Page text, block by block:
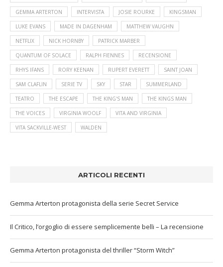
GEMMA ARTERTON INTERVISTA JOSIE ROURKE KINGSMAN
LUKE EVANS MADE IN DAGENHAM MATTHEW VAUGHN
NETFLIX NICK HORNBY PATRICK MARBER
QUANTUM OF SOLACE RALPH FIENNES RECENSIONE
RHYS IFANS RORY KEENAN RUPERT EVERETT SAINT JOAN
SAM CLAFLIN SERIE TV SKY STAR SUMMERLAND
TEATRO THE ESCAPE THE KING'S MAN THE KINGS MAN
THE VOICES VIRGINIA WOOLF VITA AND VIRGINIA
VITA SACKVILLE-WEST WALDEN
ARTICOLI RECENTI
Gemma Arterton protagonista della serie Secret Service
Il Critico, l’orgoglio di essere semplicemente belli – La recensione
Gemma Arterton protagonista del thriller “Storm Witch”